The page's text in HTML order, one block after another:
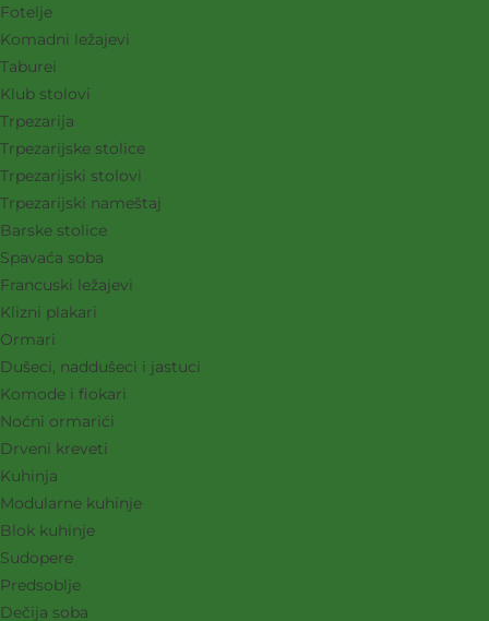
Fotelje
Komadni ležajevi
Taburei
Klub stolovi
Trpezarija
Trpezarijske stolice
Trpezarijski stolovi
Trpezarijski nameštaj
Barske stolice
Spavaća soba
Francuski ležajevi
Klizni plakari
Ormari
Dušeci, naddušeci i jastuci
Komode i fiokari
Noćni ormarići
Drveni kreveti
Kuhinja
Modularne kuhinje
Blok kuhinje
Sudopere
Predsoblje
Dečija soba